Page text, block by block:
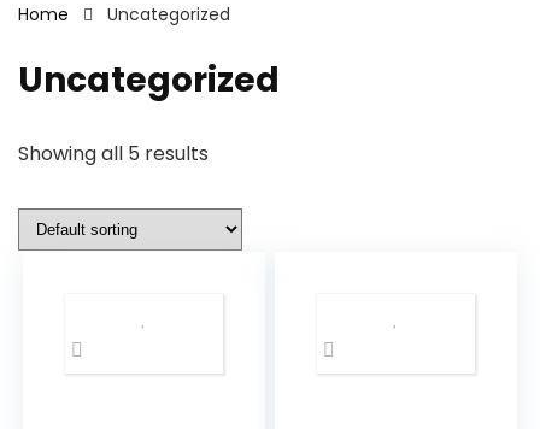
Home Uncategorized
Uncategorized
Showing all 5 results